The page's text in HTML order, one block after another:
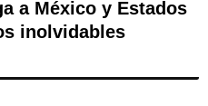
a México y Estados
inolvidables